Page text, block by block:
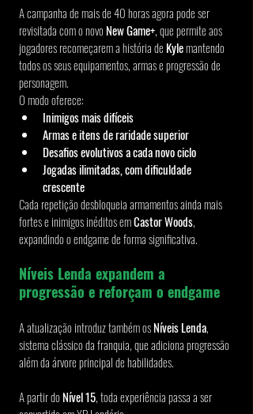
A campanha de mais de 40 horas agora pode ser
revisitada com o novo New Game+, que permite aos
jogadores recomeçarem a história de Kyle mantendo
todos os seus equipamentos, armas e progressão de
personagem.
O modo oferece:
Inimigos mais difíceis
Armas e itens de raridade superior
Desafios evolutivos a cada novo ciclo
Jogadas ilimitadas, com dificuldade
crescente
Cada repetição desbloqueia armamentos ainda mais
fortes e inimigos inéditos em Castor Woods,
expandindo o endgame de forma significativa.
Níveis Lenda expandem a
progressão e reforçam o endgame
A atualização introduz também os Níveis Lenda,
sistema clássico da franquia, que adiciona progressão
além da árvore principal de habilidades.
A partir do Nível 15, toda experiência passa a ser